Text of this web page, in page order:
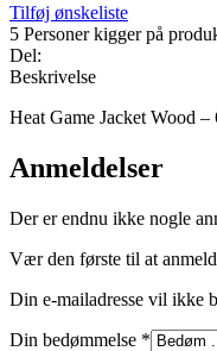
Tilføj ønskeliste
5 Personer kigger på
Del:
Beskrivelse
Heat Game Jacket Wood –
Anmeldelser
Der er endnu ikke nogle
Vær den første til at
Din e-mailadresse vil ikke
Din bedømmelse *